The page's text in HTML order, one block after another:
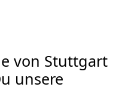
von Stuttgart
unsere